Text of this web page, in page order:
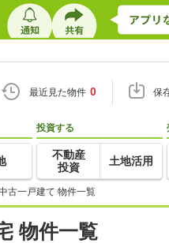
最近見た物件 0 保
投資する
不動産
投資
土地活用
古一戸建て 物件一覧
物件一覧